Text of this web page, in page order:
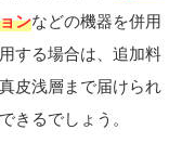
ンなどの機器を併用
する場合は、追加料
皮浅層まで届けられ
きるでしょう。